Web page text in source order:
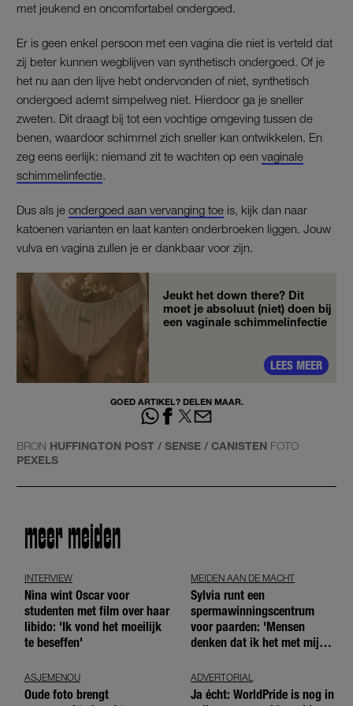
met jeukend en oncomfortabel ondergoed.
Er is geen enkel persoon met een vagina die niet is verteld dat
zij beter kunnen wegblijven van synthetisch ondergoed. Of je
het nu aan den lijve hebt ondervonden of niet, synthetisch
ondergoed ademt simpelweg niet. Hierdoor ga je sneller
zweten. Dit draagt bij tot een vochtige omgeving tussen de
benen, waardoor schimmel zich sneller kan ontwikkelen. En
zeg eens eerlijk: niemand zit te wachten op een vaginale
schimmelinfectie
Dus als je ondergoed aan vervanging toe is, kijk dan naar
katoenen varianten en laat kanten onderbroeken liggen. Jouw
vulva en vagina zullen je er dankbaar voor zijn.
Jeukt het down there? Dit
moet je absoluut (niet) doen bij
een vaginale schimmelinfectie
LEES MEER
GOED ARTIKEL? DELEN MAAR.
BRON HUFFINGTON POST / SENSE / CANISTEN FOTO
PEXELS
meer meiden
INTERVIEW
Nina wint Oscar voor
studenten met film over haar
libido: 'Ik vond het moeilijk
te beseffen'
MEIDEN AAN DE MACHT
Sylvia runt een
spermawinningscentrum
voor paarden: 'Mensen
denken dat ik het met mijn
ASJEMENOU
Oude foto brengt
ADVERTORIAL
Ja écht: WorldPride is nog in